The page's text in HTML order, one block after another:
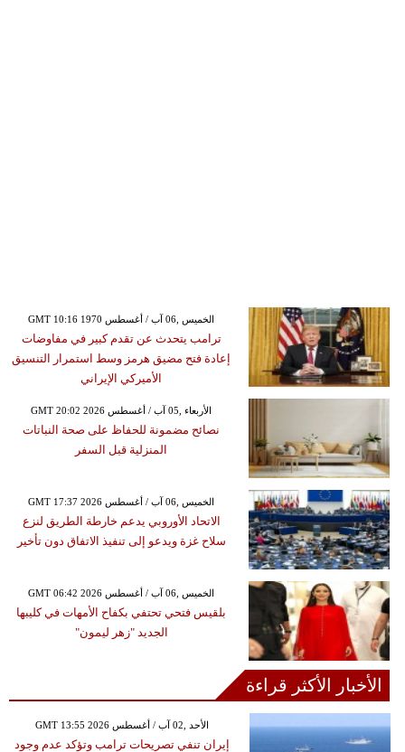
GMT 10:16 1970 الخميس ,06 آب / أغسطس
ترامب يتحدث عن تقدم كبير في مفاوضات
إعادة فتح مضيق هرمز وسط استمرار التنسيق
الأميركي الإيراني
GMT 20:02 2026 الأربعاء ,05 آب / أغسطس
نصائح مضمونة للحفاظ على صحة النباتات
المنزلية قبل السفر
GMT 17:37 2026 الخميس ,06 آب / أغسطس
الاتحاد الأوروبي يدعم خارطة الطريق لنزع
سلاح غزة ويدعو إلى تنفيذ الاتفاق دون تأخير
GMT 06:42 2026 الخميس ,06 آب / أغسطس
بلقيس فتحي تحتفي بكفاح الأمهات في كليبها
الجديد "زهر ليمون"
الأخبار الأكثر قراءة
GMT 13:55 2026 الأحد ,02 آب / أغسطس
إيران تنفي تصريحات ترامب وتؤكد عدم وجود